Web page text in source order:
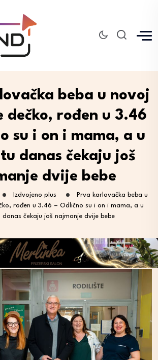
beba u novoj
dečko, rođen u 3.46
su i on i mama, a u
danas čekaju još
dvije bebe
Izdvojeno plus
Prva karlovačka beba u
rođen u 3.46 – Odlično su i on i mama, a u
danas čekaju još najmanje dvije bebe